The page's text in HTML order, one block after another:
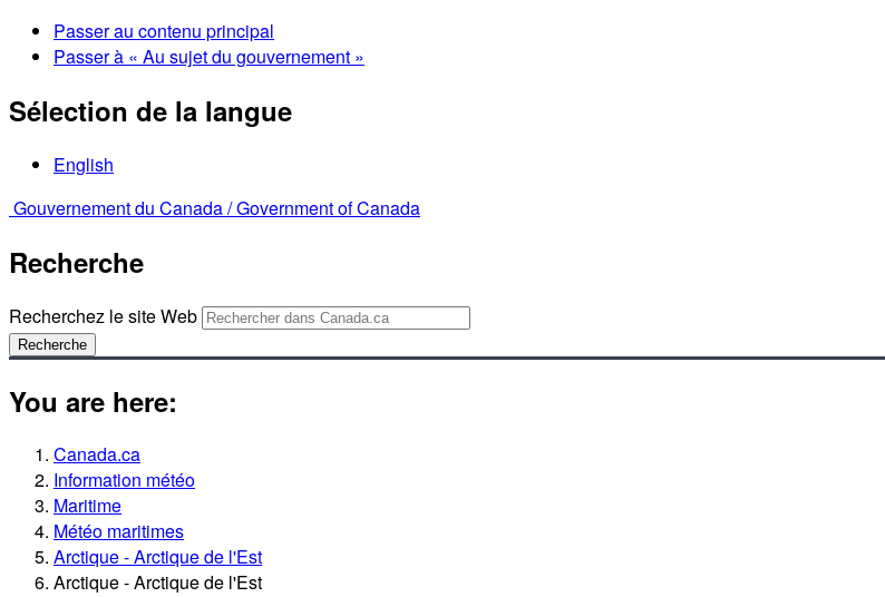
Passer au contenu principal
Passer à « Au sujet du gouvernement »
Sélection de la langue
English
Gouvernement du Canada /Government of Canada
Recherche
Recherchez le site Web
Recherche
You are here:
Canada.ca
Information météo
Maritime
Météo maritimes
Arctique - Arctique de l'Est
Arctique - Arctique de l'Est